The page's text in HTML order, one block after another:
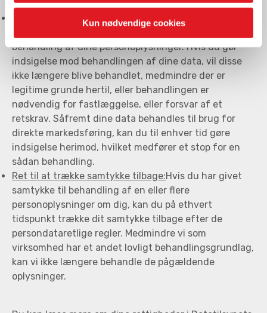
Kun nødvendige cookies
til en anden uden hindring.
Ret til indsigelse, artikel 21: Du har i visse tilfælde ret
behandling af dine personoplysninger. Hvis du gør
indsigelse mod behandlingen af dine data, vil disse
ikke længere blive behandlet, medmindre der er
legitime grunde hertil, eller behandlingen er
nødvendig for fastlæggelse, eller forsvar af et
retskrav. Såfremt dine data behandles til brug for
direkte markedsføring, kan du til enhver tid gøre
indsigelse herimod, hvilket medfører et stop for en
sådan behandling.
Ret til at trække samtykke tilbage:Hvis du har givet
samtykke til behandling af en eller flere
personoplysninger om dig, kan du på ethvert
tidspunkt trække dit samtykke tilbage efter de
persondataretlige regler. Medmindre vi som
virksomhed har et andet lovligt behandlingsgrundlag,
kan vi ikke længere behandle de pågældende
oplysninger.